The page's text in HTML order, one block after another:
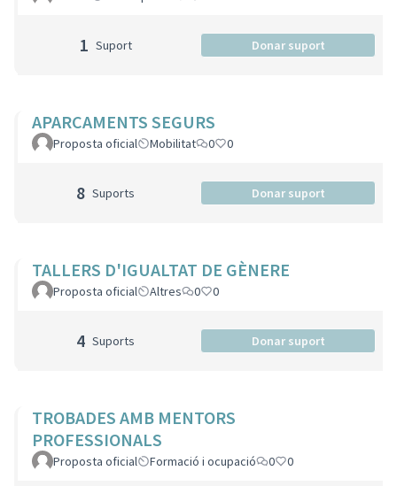
1 Suport Donar suport
APARCAMENTS SEGURS
Proposta oficial Mobilitat 0 0
8 Suports Donar suport
TALLERS D'IGUALTAT DE GÈNERE
Proposta oficial Altres 0 0
4 Suports Donar suport
TROBADES AMB MENTORS
PROFESSIONALS
Proposta oficial Formació i ocupació 0 0